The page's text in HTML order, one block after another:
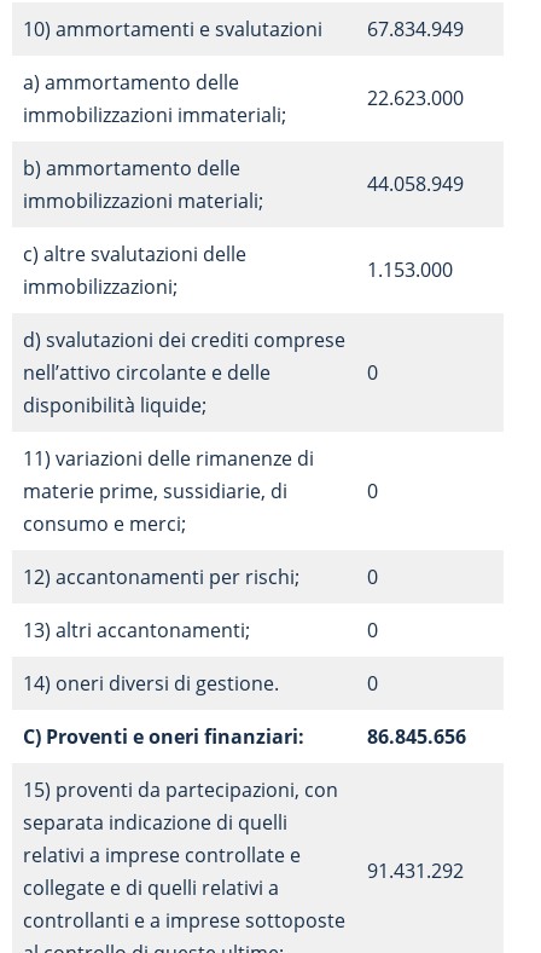
10) ammortamenti e svalutazioni
67.834.949
a) ammortamento delle
immobilizzazioni immateriali;
22.623.000
b) ammortamento delle
immobilizzazioni materiali;
44.058.949
c) altre svalutazioni delle
immobilizzazioni;
1.153.000
d) svalutazioni dei crediti comprese
nell’attivo circolante e delle
disponibilità liquide;
0
11) variazioni delle rimanenze di
materie prime, sussidiarie, di
consumo e merci;
0
12) accantonamenti per rischi;
0
13) altri accantonamenti;
0
14) oneri diversi di gestione.
0
C) Proventi e oneri finanziari:
86.845.656
15) proventi da partecipazioni, con
separata indicazione di quelli
relativi a imprese controllate e
collegate e di quelli relativi a
controllanti e a imprese sottoposte
91.431.292